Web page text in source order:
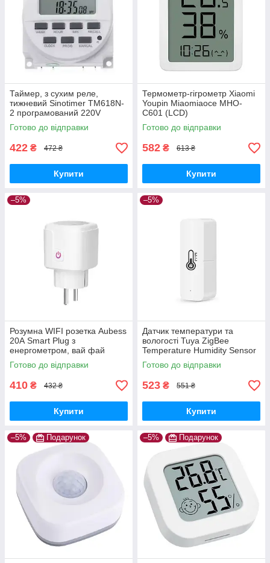
Таймер, з сухим реле,
тижневий Sinotimer TM618N-
2 програмований 220V
Готово до відправки
422 ₴ 472 ₴
Купити
Термометр-гігрометр Xiaomi
Youpin Miaomiaoce MHO-
C601 (LCD)
Готово до відправки
582 ₴ 613 ₴
Купити
–5%
Розумна WIFI розетка Aubess
20А Smart Plug з
енергометром, вай фай
розетка, Smart Life / Tuya
Готово до відправки
410 ₴ 432 ₴
Купити
–5%
Датчик температури та
вологості Tuya ZigBee
Temperature Humidity Sensor
Готово до відправки
523 ₴ 551 ₴
Купити
–5% Подарунок –5% Подарунок